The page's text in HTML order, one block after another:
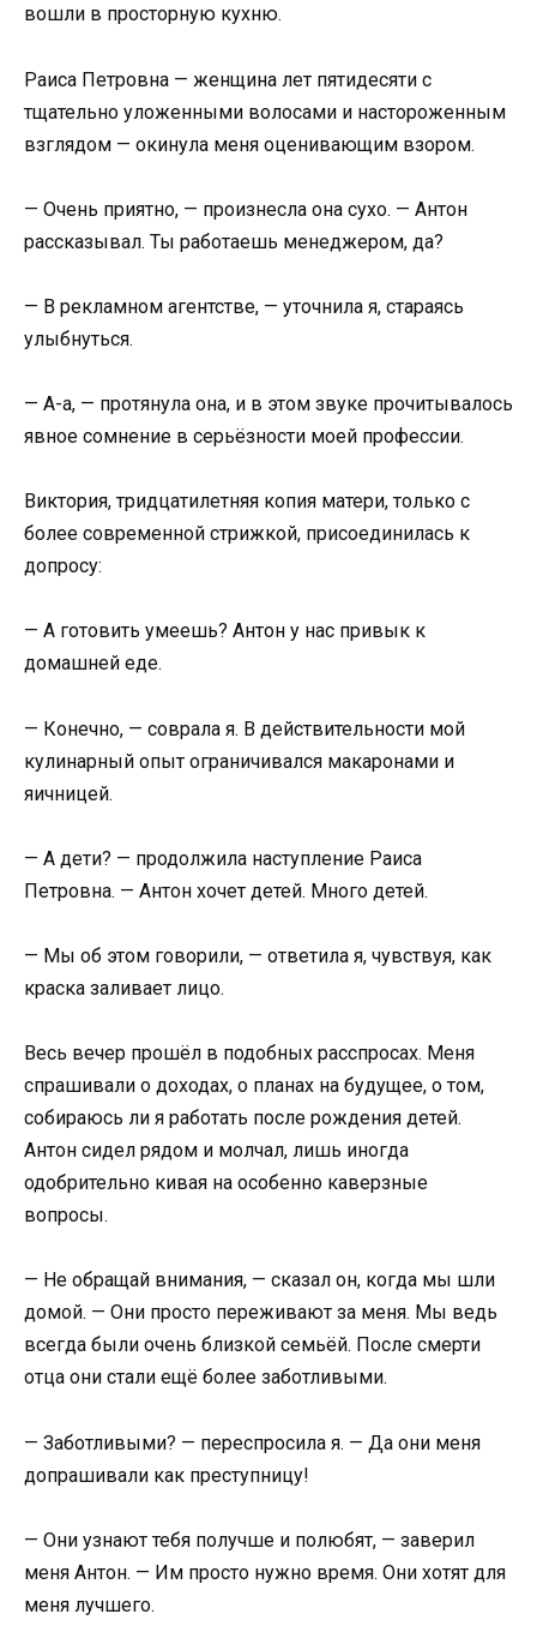
вошли в просторную кухню.
Раиса Петровна — женщина лет пятидесяти с
тщательно уложенными волосами и настороженным
взглядом — окинула меня оценивающим взором.
— Очень приятно, — произнесла она сухо. — Антон
рассказывал. Ты работаешь менеджером, да?
— В рекламном агентстве, — уточнила я, стараясь
улыбнуться.
— А-а, — протянула она, и в этом звуке прочитывалось
явное сомнение в серьёзности моей профессии.
Виктория, тридцатилетняя копия матери, только с
более современной стрижкой, присоединилась к
допросу:
— А готовить умеешь? Антон у нас привык к
домашней еде.
— Конечно, — соврала я. В действительности мой
кулинарный опыт ограничивался макаронами и
яичницей.
— А дети? — продолжила наступление Раиса
Петровна. — Антон хочет детей. Много детей.
— Мы об этом говорили, — ответила я, чувствуя, как
краска заливает лицо.
Весь вечер прошёл в подобных расспросах. Меня
спрашивали о доходах, о планах на будущее, о том,
собираюсь ли я работать после рождения детей.
Антон сидел рядом и молчал, лишь иногда
одобрительно кивая на особенно каверзные
вопросы.
— Не обращай внимания, — сказал он, когда мы шли
домой. — Они просто переживают за меня. Мы ведь
всегда были очень близкой семьёй. После смерти
отца они стали ещё более заботливыми.
— Заботливыми? — переспросила я. — Да они меня
допрашивали как преступницу!
— Они узнают тебя получше и полюбят, — заверил
меня Антон. — Им просто нужно время. Они хотят для
меня лучшего.